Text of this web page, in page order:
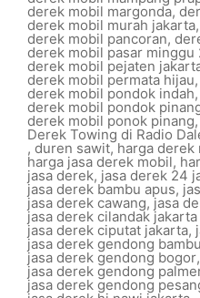
derek mobil margonda,
derek mobil murah jakarta,
derek mobil pancoran,
derek mobil pasar minggu
derek mobil pejaten
derek mobil permata hijau,
derek mobil pondok indah,
derek mobil pondok
derek mobil ponok pinang,
Derek Towing di Radio
, duren sawit,harga derek
harga jasa derek mobil,
jasa derek, jasa derek 24
jasa derek bambu apus,
jasa derek cawang,jasa
jasa derek cilandak
jasa derek ciputat jakarta,
jasa derek gendong
jasa derek gendong bogor,
jasa derek gendong
jasa derek gendong